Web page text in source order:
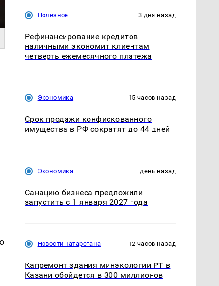
Полезное 3 дня назад
Рефинансирование кредитов
наличными экономит клиентам
четверть ежемесячного платежа
Экономика 15 часов назад
Срок продажи конфискованного
имущества в РФ сократят до 44 дней
Экономика день назад
Санацию бизнеса предложили
запустить с 1 января 2027 года
Новости Татарстана 12 часов назад
Капремонт здания минэкологии РТ в
Казани обойдется в 300 миллионов